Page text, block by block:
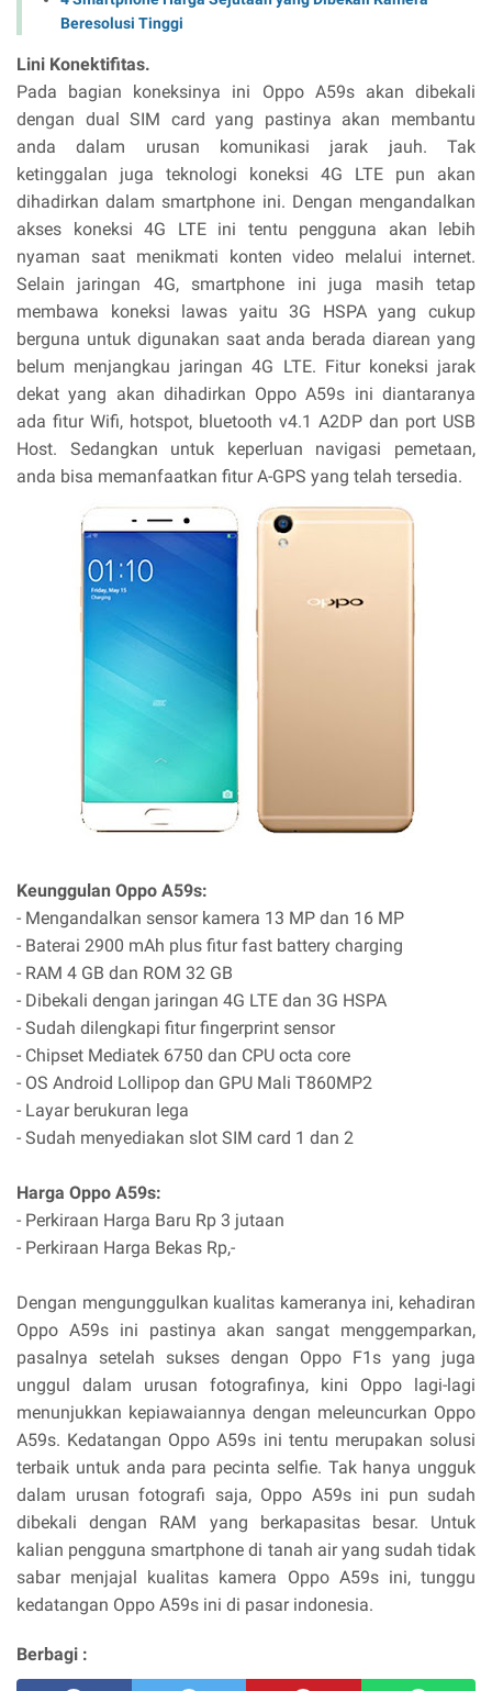
Beresolusi Tinggi
Lini Konektifitas.
Pada bagian koneksinya ini Oppo A59s akan dibekali
dengan dual SIM card yang pastinya akan membantu
anda dalam urusan komunikasi jarak jauh. Tak
ketinggalan juga teknologi koneksi 4G LTE pun akan
dihadirkan dalam smartphone ini. Dengan mengandalkan
akses koneksi 4G LTE ini tentu pengguna akan lebih
nyaman saat menikmati konten video melalui internet.
Selain jaringan 4G, smartphone ini juga masih tetap
membawa koneksi lawas yaitu 3G HSPA yang cukup
berguna untuk digunakan saat anda berada diarean yang
belum menjangkau jaringan 4G LTE. Fitur koneksi jarak
dekat yang akan dihadirkan Oppo A59s ini diantaranya
ada fitur Wifi, hotspot, bluetooth v4.1 A2DP dan port USB
Host. Sedangkan untuk keperluan navigasi pemetaan,
anda bisa memanfaatkan fitur A-GPS yang telah tersedia.
Keunggulan Oppo A59s:
- Mengandalkan sensor kamera 13 MP dan 16 MP
- Baterai 2900 mAh plus fitur fast battery charging
- RAM 4 GB dan ROM 32 GB
- Dibekali dengan jaringan 4G LTE dan 3G HSPA
- Sudah dilengkapi fitur fingerprint sensor
- Chipset Mediatek 6750 dan CPU octa core
- OS Android Lollipop dan GPU Mali T860MP2
- Layar berukuran lega
- Sudah menyediakan slot SIM card 1 dan 2
Harga Oppo A59s:
- Perkiraan Harga Baru Rp 3 jutaan
- Perkiraan Harga Bekas Rp,-
Dengan mengunggulkan kualitas kameranya ini, kehadiran
Oppo A59s ini pastinya akan sangat menggemparkan,
pasalnya setelah sukses dengan Oppo F1s yang juga
unggul dalam urusan fotografinya, kini Oppo lagi-lagi
menunjukkan kepiawaiannya dengan meleuncurkan Oppo
A59s. Kedatangan Oppo A59s ini tentu merupakan solusi
terbaik untuk anda para pecinta selfie. Tak hanya ungguk
dalam urusan fotografi saja, Oppo A59s ini pun sudah
dibekali dengan RAM yang berkapasitas besar. Untuk
kalian pengguna smartphone di tanah air yang sudah tidak
sabar menjajal kualitas kamera Oppo A59s ini, tunggu
kedatangan Oppo A59s ini di pasar indonesia.
Berbagi :